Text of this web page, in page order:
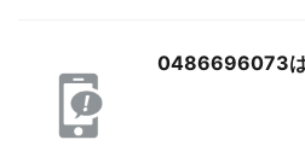
0486696073は